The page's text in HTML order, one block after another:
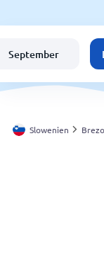
Schweiz
Deutschland
September
Slowenien